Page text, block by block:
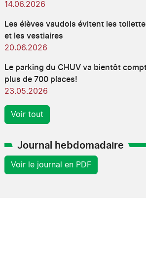
14.06.2026
Les élèves vaudois évitent les
et les vestiaires
20.06.2026
Le parking du CHUV va bientôt
plus de 700 places!
23.05.2026
Voir tout
Journal hebdomadaire
Voir le journal en PDF